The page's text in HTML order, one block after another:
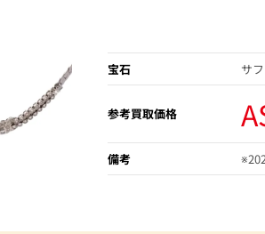
宝石 サ
参考買取価格
備考